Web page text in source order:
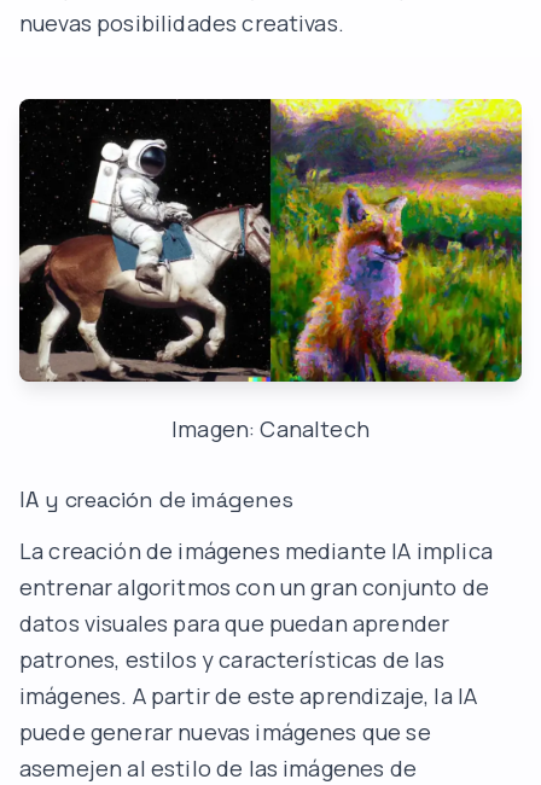
nuevas posibilidades creativas.
Imagen: Canaltech
IA y creación de imágenes
La creación de imágenes mediante IA implica
entrenar algoritmos con un gran conjunto de
datos visuales para que puedan aprender
patrones, estilos y características de las
imágenes. A partir de este aprendizaje, la IA
puede generar nuevas imágenes que se
asemejen al estilo de las imágenes de